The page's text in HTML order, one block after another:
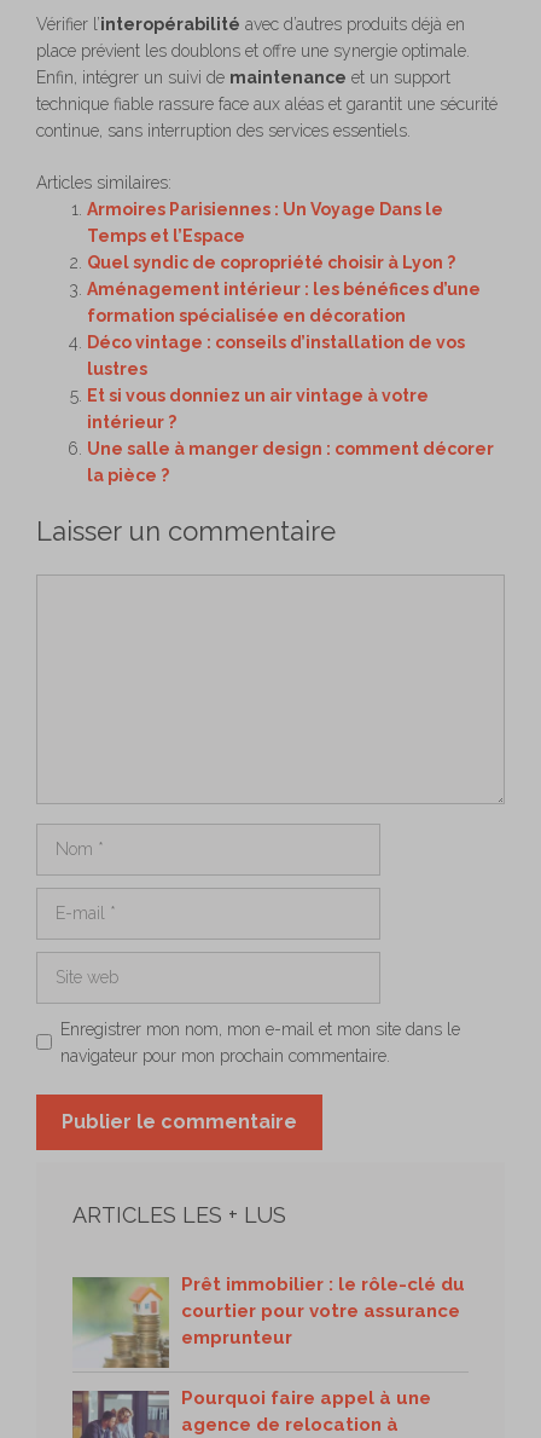
Vérifier l’interopérabilité avec d’autres produits déjà en
place prévient les doublons et offre une synergie optimale.
Enfin, intégrer un suivi de maintenance et un support
technique fiable rassure face aux aléas et garantit une sécurité
continue, sans interruption des services essentiels.
Articles similaires:
Armoires Parisiennes : Un Voyage Dans le
Temps et l’Espace
Quel syndic de copropriété choisir à Lyon ?
Aménagement intérieur : les bénéfices d’une
formation spécialisée en décoration
Déco vintage : conseils d’installation de vos
lustres
Et si vous donniez un air vintage à votre
intérieur ?
Une salle à manger design : comment décorer
la pièce ?
Laisser un commentaire
Enregistrer mon nom, mon e-mail et mon site dans le
navigateur pour mon prochain commentaire.
ARTICLES LES + LUS
Prêt immobilier : le rôle-clé du
courtier pour votre assurance
emprunteur
Pourquoi faire appel à une
agence de relocation à